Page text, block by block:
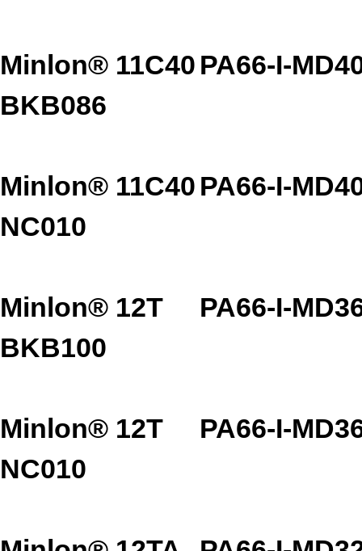
Minlon® 11C40
BKB086
PA66-I-
Minlon® 11C40
NC010
PA66-I-
Minlon® 12T
BKB100
PA66-I-
Minlon® 12T
NC010
PA66-I-